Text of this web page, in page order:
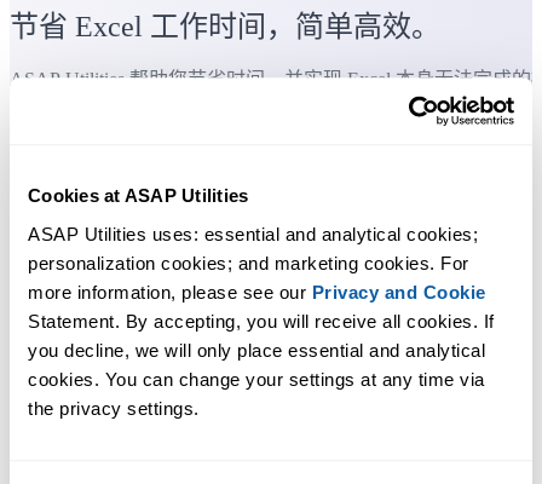
Cookies at ASAP Utilities
ASAP Utilities uses: essential and analytical cookies;
personalization cookies; and marketing cookies. For
more information, please see our Privacy and Cookie
Statement. By accepting, you will receive all cookies. If
you decline, we will only place essential and analytical
cookies. You can change your settings at any time via
the privacy settings.
节省 Excel 工作时间，简单高效。
ASAP Utilities 帮助您节省时间，并实现 Excel 本身无法完成的
您可以立即开始使用，无需培训。
大多数用户都会先从几个工具开始。 很多用户后来都会每天使
已被超过28,500家组织采用。